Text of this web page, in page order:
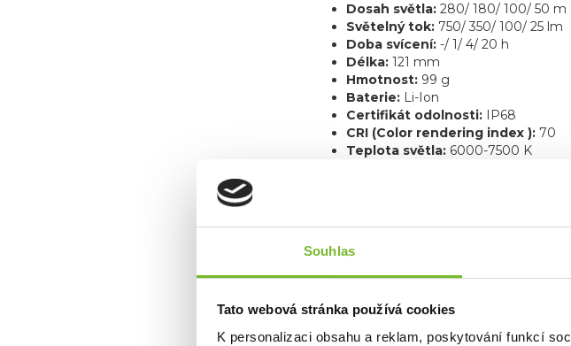
Souhlas
Tato webová stránka používá cookies
K personalizaci obsahu a reklam, poskytování funkcí
Dosah světla: 280/ 180/ 100/ 50 m
Světelný tok: 750/ 350/ 100/ 25 lm
Doba svícení: -/ 1/ 4/ 20 h
Délka: 121 mm
Hmotnost: 99 g
Baterie: Li-Ion
Certifikát odolnosti: IP68
CRI (Color rendering index ): 70
Teplota světla: 6000-7500 K
Kompaktní nabíjecí svítilnas
Dual Power Source:
akumulátor i
Jednoduché ovládání jedním
Udržitelná konstrukce:
Záruka:prodloužená záruka na 7 let